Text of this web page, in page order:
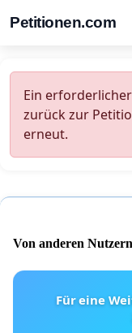
Petitionen.com
Ein
zurück zur
erneut.
Von anderen
Für eine